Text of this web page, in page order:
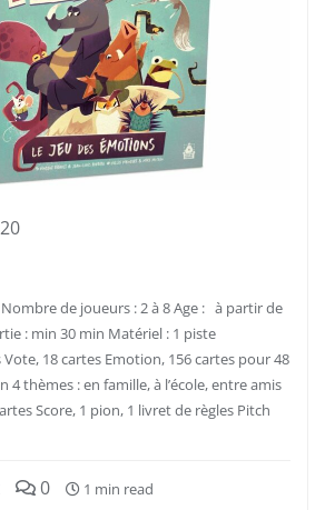
de joueurs : 2 à 8 Age : à partir de
: min 30 min Matériel : 1 piste
Vote, 18 cartes Emotion, 156 cartes pour 48
thèmes : en famille, à l’école, entre amis
Score, 1 pion, 1 livret de règles Pitch
0 1 min read